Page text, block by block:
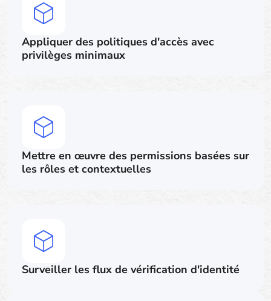
Appliquer des politiques d'accès avec
privilèges minimaux
Mettre en œuvre des permissions basées sur
les rôles et contextuelles
Surveiller les flux de vérification d'identité